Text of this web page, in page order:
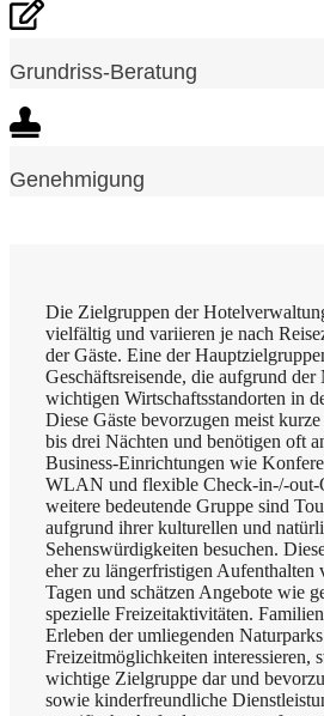
Grundriss-Beratung
Genehmigung
Die Zielgruppen der
vielfältig und variieren je nach
der Gäste. Eine der
Geschäftsreisende, die aufgrund
wichtigen Wirtschaftsstandorten in
Diese Gäste bevorzugen meist
bis drei Nächten und benötigen oft
Business-Einrichtungen wie
WLAN und flexible Check-in-/-out-
weitere bedeutende Gruppe sind
aufgrund ihrer kulturellen und
Sehenswürdigkeiten besuchen.
eher zu längerfristigen Aufenthalten
Tagen und schätzen Angebote wie
spezielle Freizeitaktivitäten.
Erleben der umliegenden
Freizeitmöglichkeiten interessieren,
wichtige Zielgruppe dar und
sowie kinderfreundliche